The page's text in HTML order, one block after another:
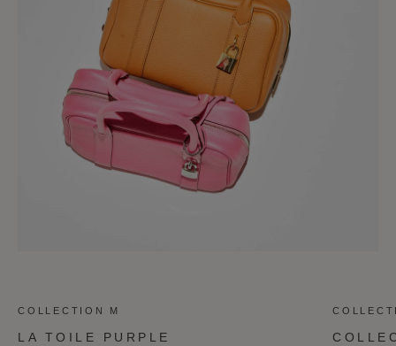
COLLECTION M
LA TOILE PURPLE